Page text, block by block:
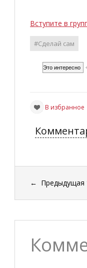
Вступите в
#Сделай сам
Это интересно
В избранное
← Предыдущая